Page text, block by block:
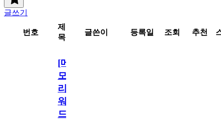
글쓰기
번호
제
목
글쓴이 등록일 조회 추천
[메
모
리
워
드